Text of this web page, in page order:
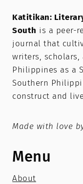
Katitikan:
South is a peer-
journal that
writers,
Philippines as a
Southern
construct and
Made with love
Menu
About